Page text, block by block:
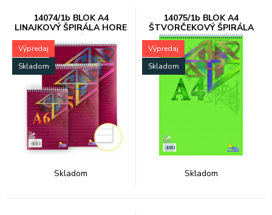
14074/1b BLOK A4
LINAJKOVÝ ŠPIRÁLA HORE
70 list. 10/1200
Výpredaj
Skladom
Skladom
14075/1b BLOK A4
ŠTVORČEKOVÝ ŠPIRÁLA
HORE 70 list. 10/1200
Výpredaj
Skladom
Skladom